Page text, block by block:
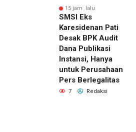
15 jam lalu
SMSI Eks
Karesidenan Pati
Desak BPK Audit
Dana Publikasi
Instansi, Hanya
untuk Perusahaan
Pers Berlegalitas
7 Redaksi